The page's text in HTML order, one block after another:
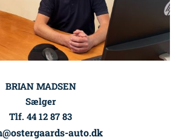
BRIAN MADSEN
Sælger
Tlf. 44 12 87 83
auto.dk